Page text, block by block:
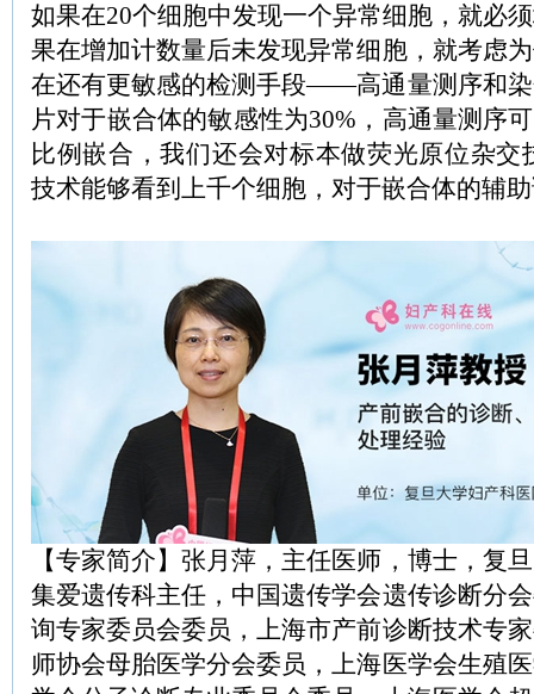
如果在20个细胞中发现一个异常细胞，就必
果在增加计数量后未发现异常细胞，就考虑
在还有更敏感的检测手段——高通量测序和
片对于嵌合体的敏感性为30%，高通量测序
比例嵌合，我们还会对标本做荧光原位杂交
技术能够看到上千个细胞，对于嵌合体的辅
【专家简介】张月萍，主任医师，博士，复
集爱遗传科主任，中国遗传学会遗传诊断分
询专家委员会委员，上海市产前诊断技术专
师协会母胎医学分会委员，上海医学会生殖